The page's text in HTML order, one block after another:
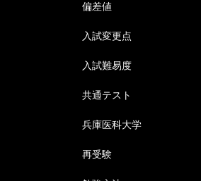
偏差値
入試変更点
入試難易度
共通テスト
兵庫医科大学
再受験